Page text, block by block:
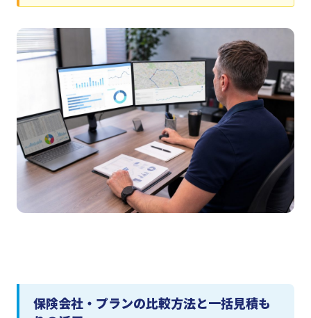
保険会社・プランの比較方法と一括見積も